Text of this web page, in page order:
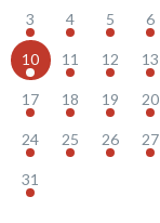
3 4 5 6
10 11 12 13
17 18 19 20
24 25 26 27
31